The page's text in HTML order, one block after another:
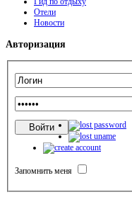
Отели
Новости
Авторизация
Запомнить меня